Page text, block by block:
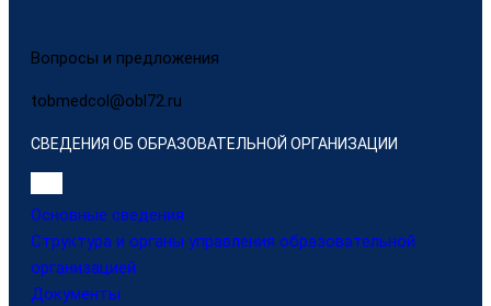
Вопросы и предложения
tobmedcol@obl72.ru
СВЕДЕНИЯ ОБ ОБРАЗОВАТЕЛЬНОЙ ОРГАНИЗАЦИИ
Основные сведения
Структура и органы управления образовательной
организацией
Документы